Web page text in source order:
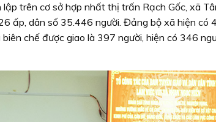
trên cơ sở hợp nhất thị trấn Rạch Gốc, xã
ấp, dân số 35.446 người. Đảng bộ xã hiện có
chế được giao là 397 người, hiện có 346